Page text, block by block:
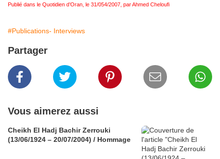
Publié dans le Quotidien d’Oran, le 31/054/2007, par Ahmed Cheloufi
#Publications- Interviews
Partager
Vous aimerez aussi
Cheikh El Hadj Bachir Zerrouki
(13/06/1924 – 20/07/2004) / Hommage